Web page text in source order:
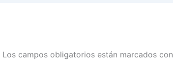
Los campos obligatorios están marcados con